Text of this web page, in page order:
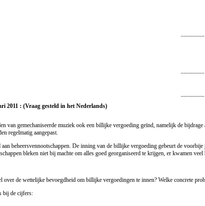
2011 : (Vraag gesteld in het Nederlands)
van gemechaniseerde muziek ook een billijke vergoeding geïnd, namelijk de
regelmatig aangepast.
beheersvennootschappen. De inning van de billijke vergoeding gebeurt de
bleken niet bij machte om alles goed georganiseerd te krijgen, er kwamen
over de wettelijke bevoegdheid om billijke vergoedingen te innen? Welke concrete
bij de cijfers: